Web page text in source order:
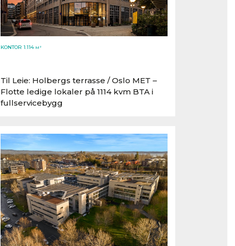
KONTOR 1.114 M²
Til Leie: Holbergs terrasse /​ Oslo MET –
Flotte ledige lokaler på 1114 kvm BTA i
fullservicebygg